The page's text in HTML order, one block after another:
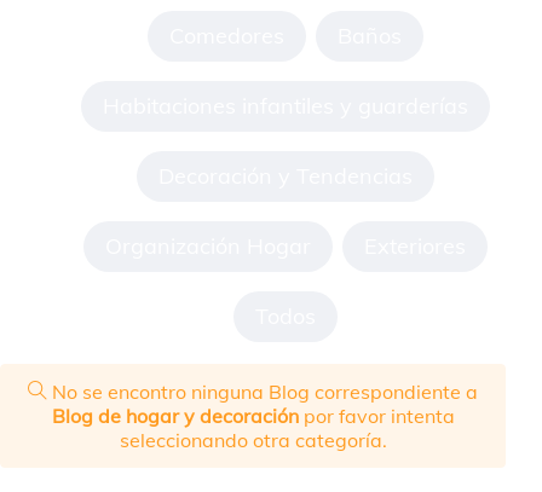
No se encontro ninguna Blog correspondiente a
Blog de hogar y decoraciónpor favor intenta
seleccionando otra categoría.